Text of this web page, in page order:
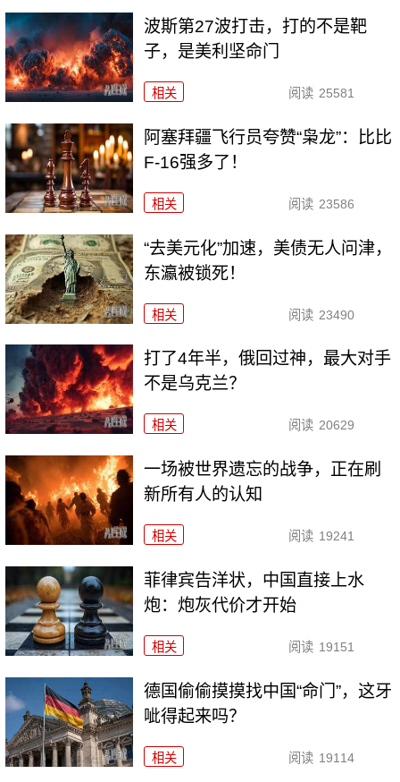
波斯第27波打击，打的不是靶
子，是美利坚命门
相关 阅读 25581
阿塞拜疆飞行员夸赞“枭龙”：比比
F-16强多了！
相关 阅读 23586
“去美元化”加速，美债无人问津，
东瀛被锁死！
相关 阅读 23490
打了4年半，俄回过神，最大对手
不是乌克兰？
相关 阅读 20629
一场被世界遗忘的战争，正在刷
新所有人的认知
相关 阅读 19241
菲律宾告洋状，中国直接上水
炮：炮灰代价才开始
相关 阅读 19151
德国偷偷摸摸找中国“命门”，这牙
呲得起来吗？
相关 阅读 19114